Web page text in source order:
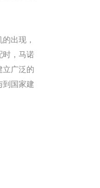
出现，
时，马诺
立广泛的
到国家建